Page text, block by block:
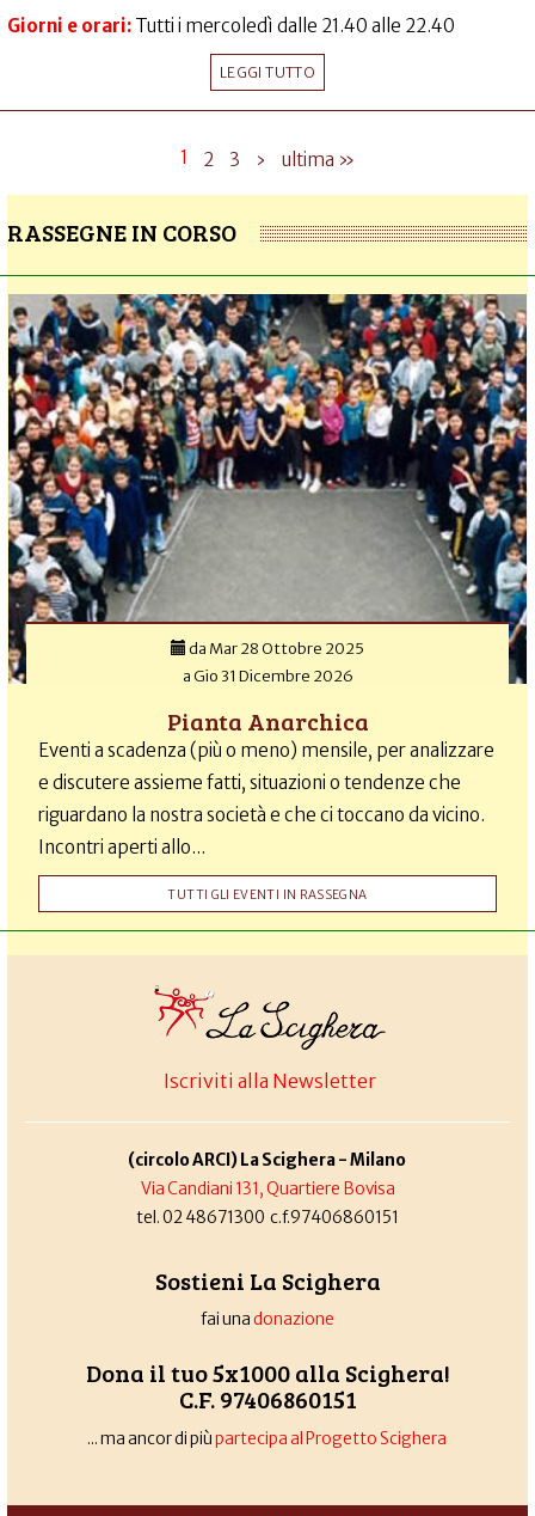
Giorni e orari: Tutti i mercoledì dalle 21.40 alle 22.40
LEGGI TUTTO
1 2 3 › ultima »
RASSEGNE IN CORSO
da Mar 28 Ottobre 2025
aGio 31 Dicembre 2026
Pianta Anarchica
Eventi a scadenza (più o meno) mensile, per analizzare
e discutere assieme fatti, situazioni o tendenze che
riguardano la nostra società e che ci toccano da vicino.
Incontri aperti allo...
TUTTI GLI EVENTI IN RASSEGNA
Iscriviti alla Newsletter
(circolo ARCI) La Scighera - Milano
Via Candiani 131, Quartiere Bovisa
tel. 02 48671300 c.f.97406860151
Sostieni La Scighera
fai unadonazione
Dona il tuo 5x1000 alla Scighera!
C.F. 97406860151
... ma ancor di piùpartecipa al Progetto Scighera